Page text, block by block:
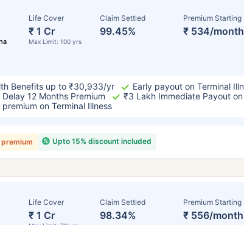
Life Cover
₹ 1 Cr
Max Limit: 100 yrs
Claim Settled
99.45%
Premium Starting
₹ 534/month
Benefits up to ₹30,933/yr
Early payout on Terminal
12 Months Premium
₹3 Lakh Immediate Payout
on Terminal Illness
Upto 15% discount included
Life Cover
₹ 1 Cr
Claim Settled
98.34%
Premium Starting
₹ 556/month